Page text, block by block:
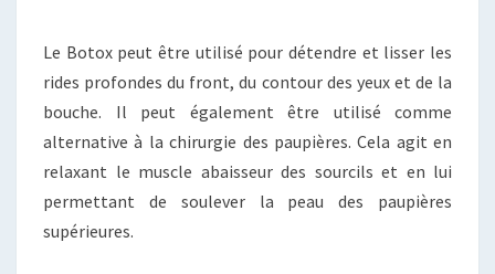
Le Botox peut être utilisé pour détendre et lisser les
rides profondes du front, du contour des yeux et de la
bouche. Il peut également être utilisé comme
alternative à la chirurgie des paupières. Cela agit en
relaxant le muscle abaisseur des sourcils et en lui
permettant de soulever la peau des paupières
supérieures.